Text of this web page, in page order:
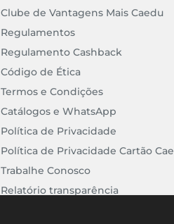
Clube de Vantagens Mais Caedu
Regulamentos
Regulamento Cashback
Código de Ética
Termos e Condições
Catálogos e WhatsApp
Política de Privacidade
Política de Privacidade Cartão
Trabalhe Conosco
Relatório transparência